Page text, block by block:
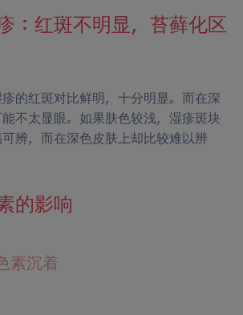
：红斑不明显，苔藓化区
的红斑对比鲜明，十分明显。而在深
不太显眼。如果肤色较浅，湿疹斑块
辨，而在深色皮肤上却比较难以辨
的影响
素沉着